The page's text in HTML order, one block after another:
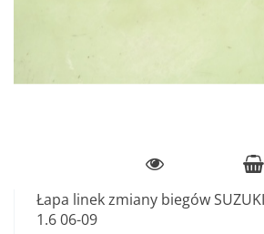
Łapa linek zmiany biegów SUZUKI
1.6 06-09